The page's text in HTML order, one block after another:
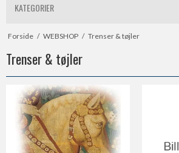
KATEGORIER
Forside / WEBSHOP / Trenser & tøjler
Trenser & tøjler